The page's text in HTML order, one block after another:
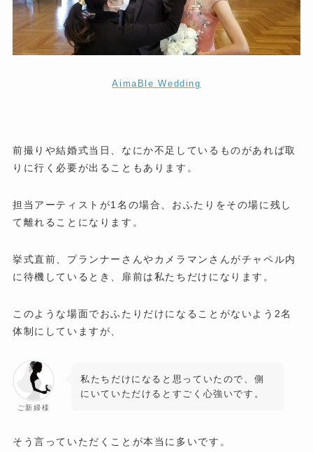
AimaBle Wedding
前撮りや結婚式当日、なにか不足しているものがあれば取
りに行く必要が出ることもあります。
担当アーティストが1名の場合、おふたりをその場に残し
て離れることになります。
挙式直前、プランナーさんやカメラマンさんがチャペル内
に待機しているとき、扉前は私たちだけになります。
このような場面でおふたりだけになることがないよう2名
体制にしていますが、
ご新婦様
私たちだけになると思っていたので、側
にいていただけるとすごく心強いです。
そう言っていただくことが本当に多いです。